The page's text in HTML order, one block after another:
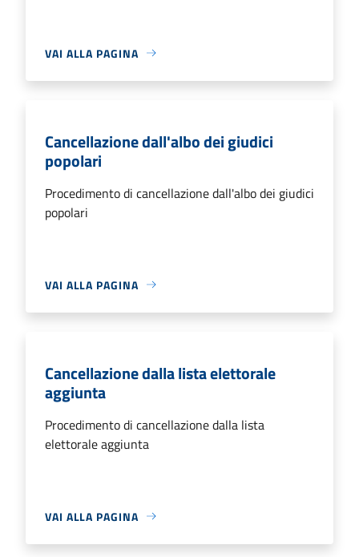
VAI ALLA PAGINA
Cancellazione dall'albo dei giudici
popolari
Procedimento di cancellazione dall'albo dei giudici
popolari
VAI ALLA PAGINA
Cancellazione dalla lista elettorale
aggiunta
Procedimento di cancellazione dalla lista
elettorale aggiunta
VAI ALLA PAGINA